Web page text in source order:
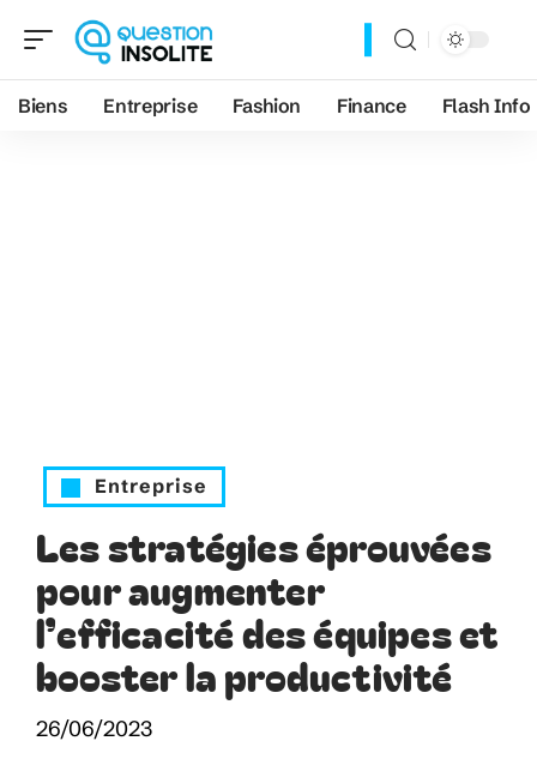
Biens Entreprise Fashion Finance Flash Info
Entreprise
Les stratégies éprouvées
pour augmenter
l’efficacité des équipes et
booster la productivité
26/06/2023